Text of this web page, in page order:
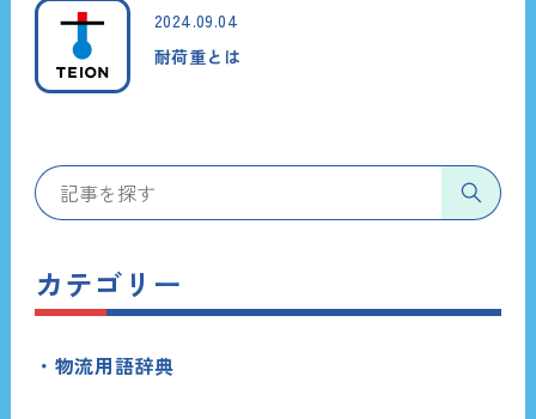
2024.09.04
耐荷重とは
カテゴリー
物流用語辞典